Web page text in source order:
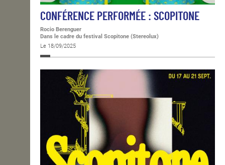
CONFÉRENCE PERFORMÉE : SCOPITONE
Rocio Berenguer
Dans le cadre du festival Scopitone (Stereolux)
Le 18/09/2025